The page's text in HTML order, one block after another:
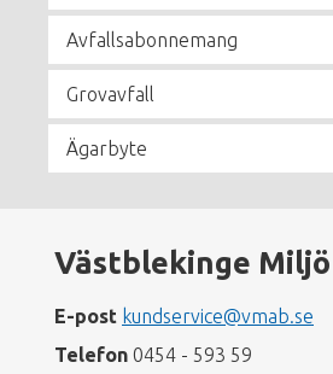
Avfallsabonnemang
Grovavfall
Ägarbyte
Västblekinge Miljö
E-post kundservice@vmab.se
Telefon 0454 - 593 59